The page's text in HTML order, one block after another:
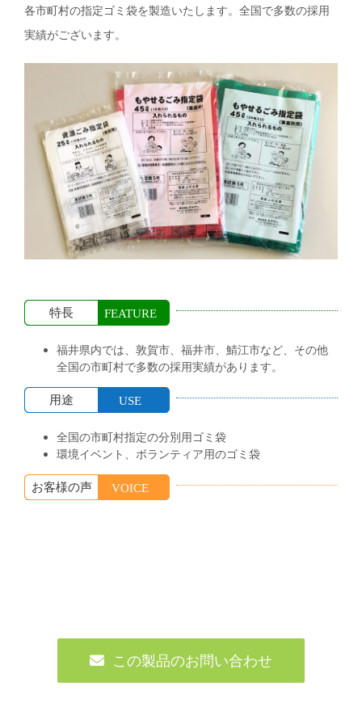
各市町村の指定ゴミ袋を製造いたします。全国で多数の採用
実績がございます。
特長 FEATURE
福井県内では、敦賀市、福井市、鯖江市など、その他
全国の市町村で多数の採用実績があります。
用途 USE
全国の市町村指定の分別用ゴミ袋
環境イベント、ボランティア用のゴミ袋
お客様の声 VOICE
この製品のお問い合わせ